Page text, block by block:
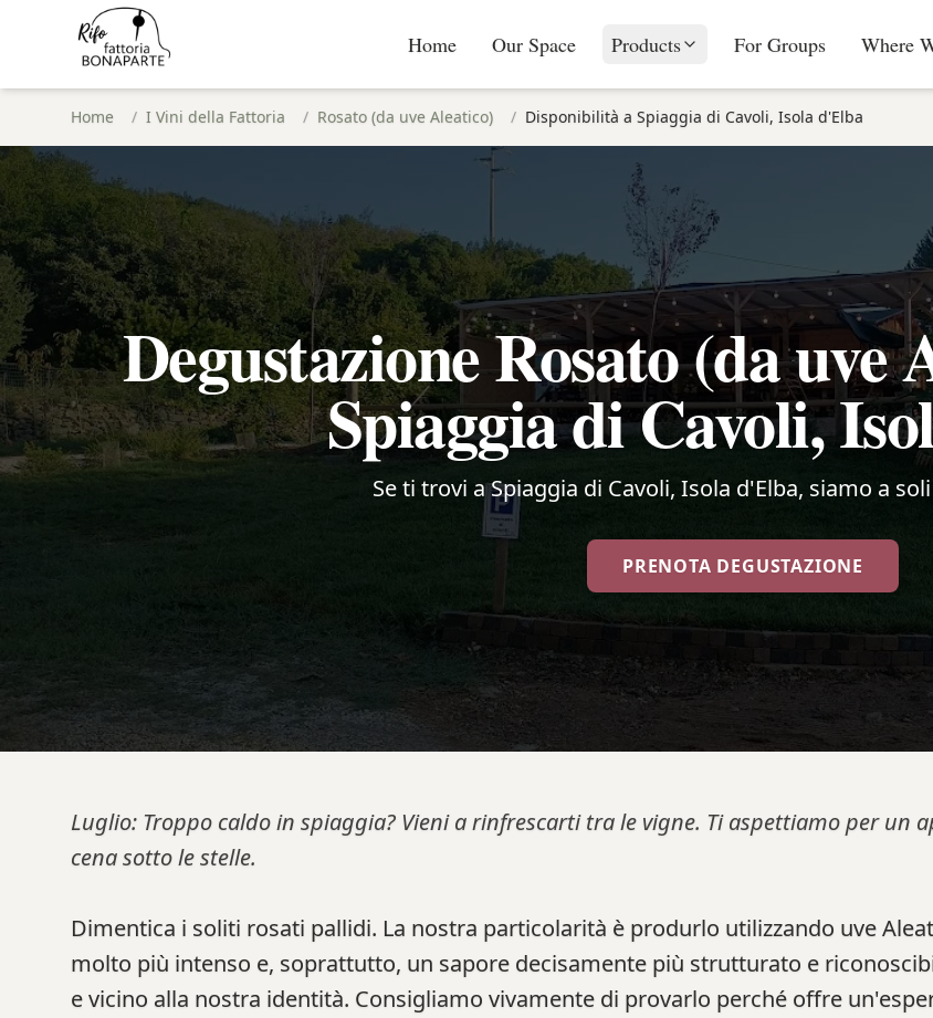
Home Our Space Products For Groups Where
Home / I Vini della Fattoria / Rosato (da uve Aleatico) / Disponibilità a Spiaggia di Cavoli, Isola d'Elba
Degustazione Rosato (da uve
Spiaggia di Cavoli,
Se ti trovi a Spiaggia di Cavoli, Isola d'Elba, siamo a
PRENOTA DEGUSTAZIONE
Luglio: Troppo caldo in spiaggia? Vieni a rinfrescarti tra le vigne. Ti aspettiamo per
cena sotto le stelle.
Dimentica i soliti rosati pallidi. La nostra particolarità è produrlo utilizzando uve
molto più intenso e, soprattutto, un sapore decisamente più strutturato e
e vicino alla nostra identità. Consigliamo vivamente di provarlo perché offre